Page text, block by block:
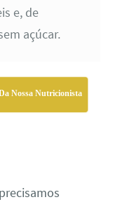
e, de
açúcar.
Nossa Nutricionista